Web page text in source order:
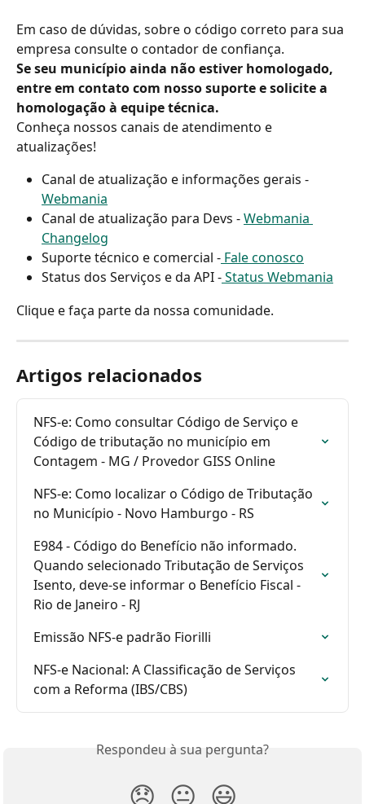
Em caso de dúvidas, sobre o código correto para sua
empresa consulte o contador de confiança.
Se seu município ainda não estiver homologado,
entre em contato com nosso suporte e solicite a
homologação à equipe técnica.
Conheça nossos canais de atendimento e
atualizações!
Canal de atualização e informações gerais -
Webmania
Canal de atualização para Devs - Webmania
Changelog
Suporte técnico e comercial - Fale conosco
Status dos Serviços e da API - Status Webmania
Clique e faça parte da nossa comunidade.
Artigos relacionados
NFS-e: Como consultar Código de Serviço e
Código de tributação no município em
Contagem - MG / Provedor GISS Online
NFS-e: Como localizar o Código de Tributação
no Município - Novo Hamburgo - RS
E984 - Código do Benefício não informado.
Quando selecionado Tributação de Serviços
Isento, deve-se informar o Benefício Fiscal -
Rio de Janeiro - RJ
Emissão NFS-e padrão Fiorilli
NFS-e Nacional: A Classificação de Serviços
com a Reforma (IBS/CBS)
Respondeu à sua pergunta?
😞 😐 😃